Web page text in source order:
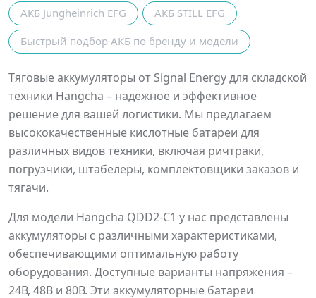
АКБ Jungheinrich EFG
АКБ STILL EFG
Быстрый подбор АКБ по бренду и модели
Тяговые аккумуляторы от Signal Energy для складской
техники Hangcha – надежное и эффективное
решение для вашей логистики. Мы предлагаем
высококачественные кислотные батареи для
различных видов техники, включая ричтраки,
погрузчики, штабелеры, комплектовщики заказов и
тягачи.
Для модели Hangcha QDD2-C1 у нас представлены
аккумуляторы с различными характеристиками,
обеспечивающими оптимальную работу
оборудования. Доступные варианты напряжения –
24В, 48В и 80В. Эти аккумуляторные батареи